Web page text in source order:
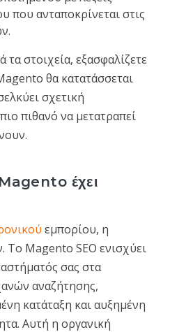
που ανταποκρίνεται στις
τα στοιχεία, εξασφαλίζετε
θα κατατάσσεται
σχετική
πιθανό να μετατραπεί
Magento έχει
εμπορίου, η
Το Magento SEO ενισχύει
σας στα
αναζήτησης,
κατάταξη και αυξημένη
Αυτή η οργανική